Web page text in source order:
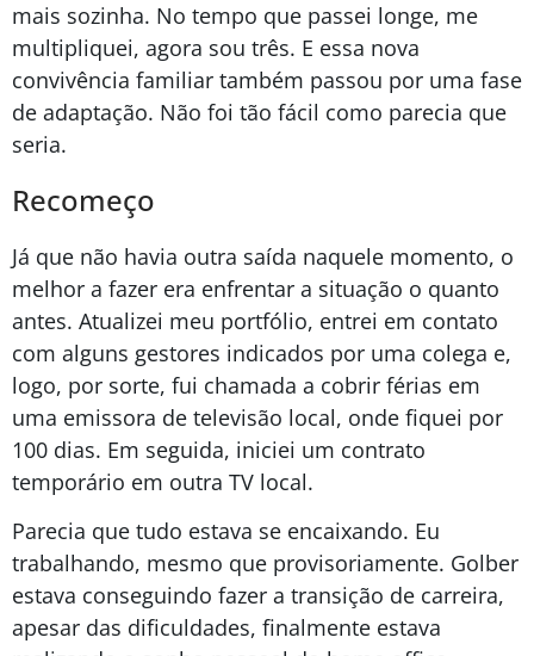
mais sozinha. No tempo que passei longe, me
multipliquei, agora sou três. E essa nova
convivência familiar também passou por uma fase
de adaptação. Não foi tão fácil como parecia que
seria.
Recomeço
Já que não havia outra saída naquele momento, o
melhor a fazer era enfrentar a situação o quanto
antes. Atualizei meu portfólio, entrei em contato
com alguns gestores indicados por uma colega e,
logo, por sorte, fui chamada a cobrir férias em
uma emissora de televisão local, onde fiquei por
100 dias. Em seguida, iniciei um contrato
temporário em outra TV local.
Parecia que tudo estava se encaixando. Eu
trabalhando, mesmo que provisoriamente. Golber
estava conseguindo fazer a transição de carreira,
apesar das dificuldades, finalmente estava